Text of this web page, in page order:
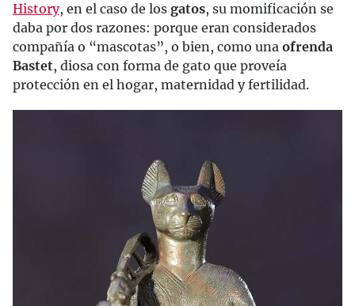
History, en el caso de los gatos, su momificación se
daba por dos razones: porque eran considerados
compañía o “mascotas”, o bien, como una ofrenda
Bastet, diosa con forma de gato que proveía
protección en el hogar, maternidad y fertilidad.